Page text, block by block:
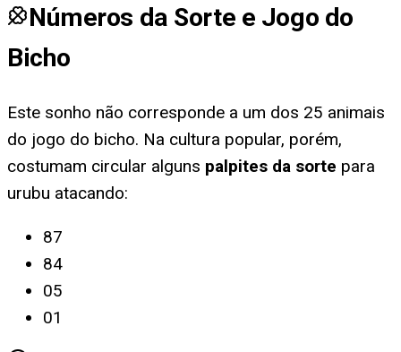
Números da Sorte e Jogo do
Bicho
Este sonho não corresponde a um dos 25 animais
do jogo do bicho. Na cultura popular, porém,
costumam circular alguns palpites da sorte para
urubu atacando:
87
84
05
01